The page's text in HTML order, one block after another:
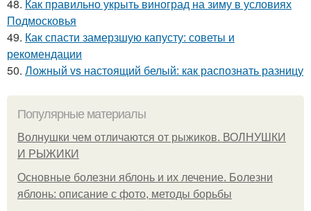
48. Как правильно укрыть виноград на зиму в условиях
Подмосковья
49. Как спасти замерзшую капусту: советы и
рекомендации
50. Ложный vs настоящий белый: как распознать разницу
Популярные материалы
Волнушки чем отличаются от рыжиков. ВОЛНУШКИ
И РЫЖИКИ
Основные болезни яблонь и их лечение. Болезни
яблонь: описание с фото, методы борьбы